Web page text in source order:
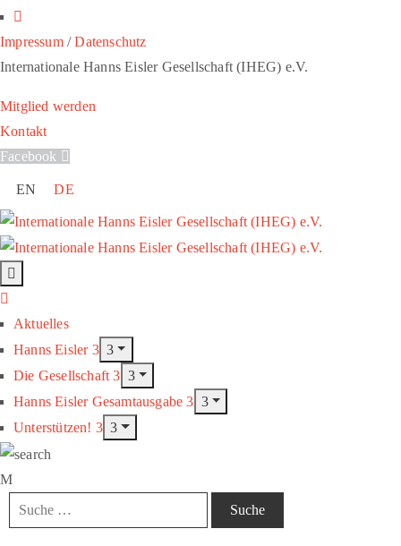
Impressum/Datenschutz
Internationale Hanns Eisler Gesellschaft (IHEG) e.V.
Mitglied werden
Kontakt
Facebook
EN DE
Aktuelles
Hanns Eisler
Die Gesellschaft
Hanns Eisler Gesamtausgabe
Unterstützen!